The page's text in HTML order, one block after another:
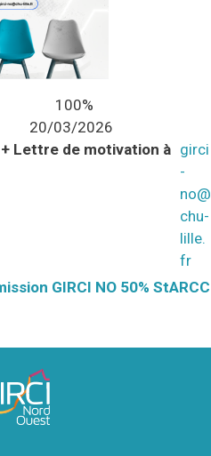
100%
20/03/2026
Lettre de motivation à girci
-
no@
chu-
lille.
fr
GIRCI NO 50% StARCC